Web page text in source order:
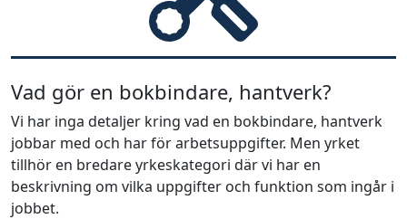
Vad gör en bokbindare, hantverk?
Vi har inga detaljer kring vad en bokbindare, hantverk
jobbar med och har för arbetsuppgifter. Men yrket
tillhör en bredare yrkeskategori där vi har en
beskrivning om vilka uppgifter och funktion som ingår i
jobbet.